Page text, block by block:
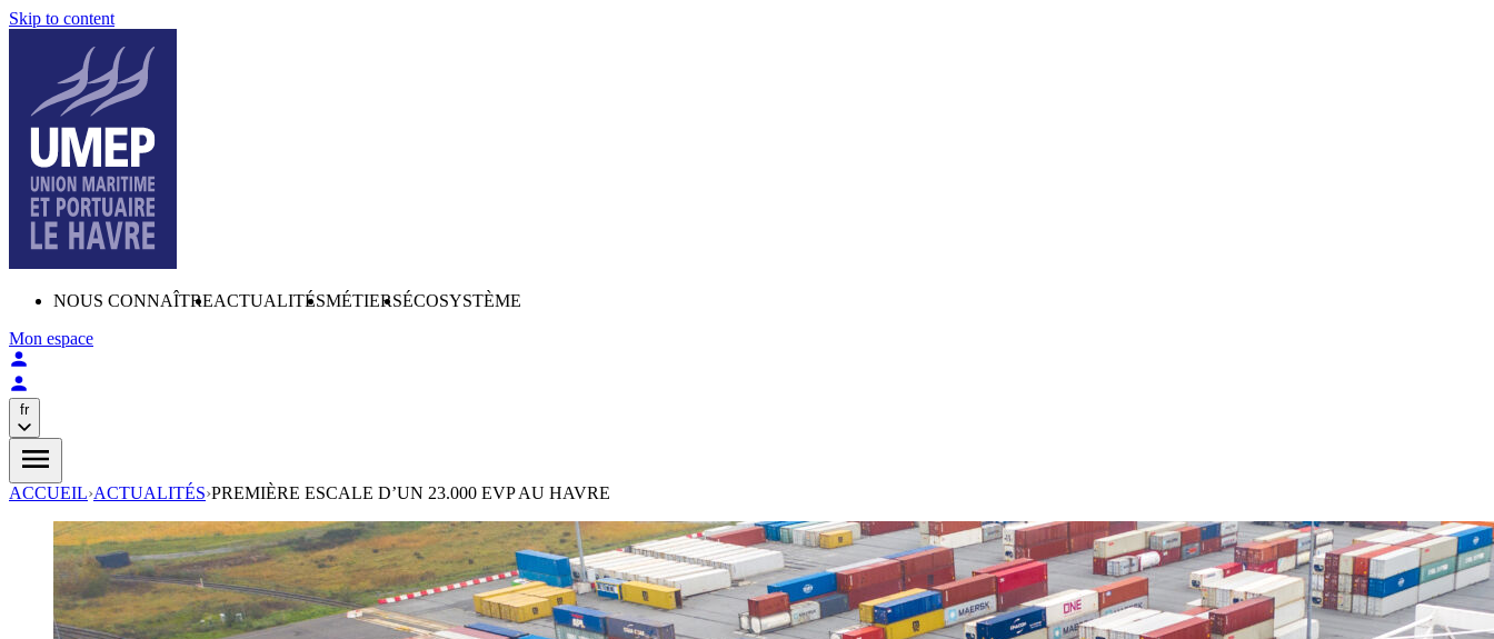
Skip to content
NOUS CONNAÎTREACTUALITÉSMÉTIERSÉCOSYSTÈME
Mon espace
fr
ACCUEIL›ACTUALITÉS›PREMIÈRE ESCALE D’UN 23.000 EVP AU HAVRE